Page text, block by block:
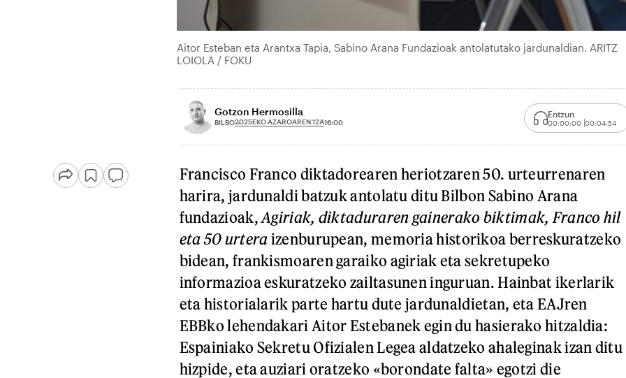
Aitor Esteban eta Arantxa Tapia, Sabino Arana Fundazioak antolatutako jardunaldian. ARITZ
LOIOLA / FOKU
Gotzon Hermosilla
BILBO2025EKO AZAROAREN 12A16:00
Entzun
00:00:00 00:04:54
Francisco Franco diktadorearen heriotzaren 50. urteurrenaren
harira, jardunaldi batzuk antolatu ditu Bilbon Sabino Arana
fundazioak, Agiriak, diktaduraren gainerako biktimak, Franco hil
eta 50 urtera izenburupean, memoria historikoa berreskuratzeko
bidean, frankismoaren garaiko agiriak eta sekretupeko
informazioa eskuratzeko zailtasunen inguruan. Hainbat ikerlarik
eta historialarik parte hartu dute jardunaldietan, eta EAJren
EBBko lehendakari Aitor Estebanek egin du hasierako hitzaldia:
Espainiako Sekretu Ofizialen Legea aldatzeko ahaleginak izan ditu
hizpide, eta auziari oratzeko «borondate falta» egotzi die